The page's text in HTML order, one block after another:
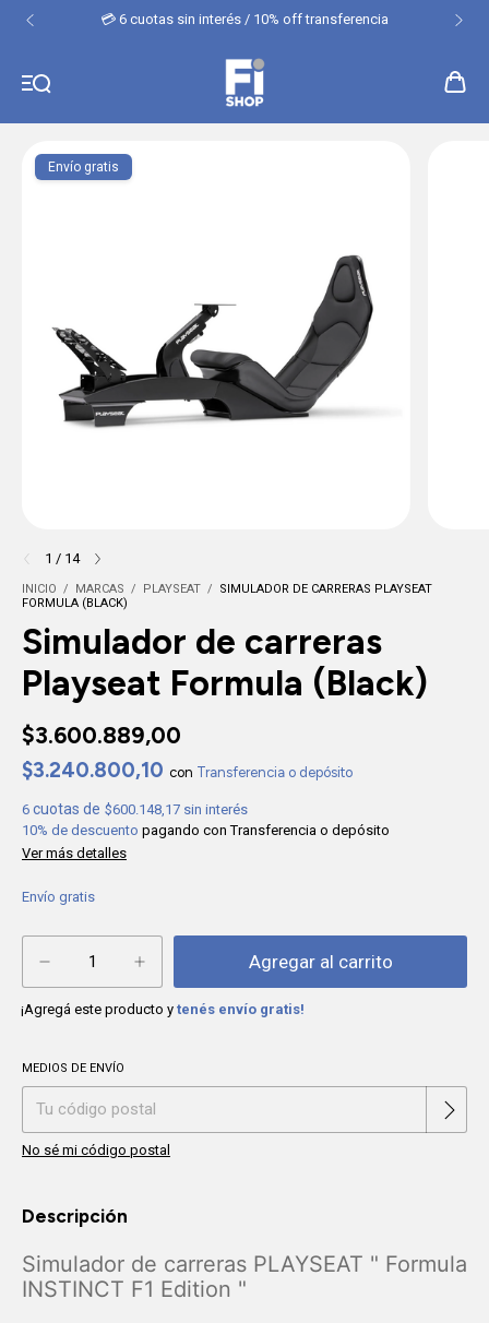
💳 6 cuotas sin interés / 10% off transferencia
Envío gratis
1 / 14
INICIO / MARCAS / PLAYSEAT /
SIMULADOR DE CARRERAS PLAYSEAT
FORMULA (BLACK)
Simulador de carreras
Playseat Formula (Black)
$3.600.889,00
$3.240.800,10 con Transferencia o depósito
6 $600.148,17 sin interés
10% de descuento pagando con Transferencia o depósito
Ver más detalles
Envío gratis
¡Agregá este producto y tenés envío gratis!
Entregas para el CP:
MEDIOS DE ENVÍO
No sé mi código postal
Descripción
Simulador de carreras PLAYSEAT " Formula
INSTINCT F1 Edition "